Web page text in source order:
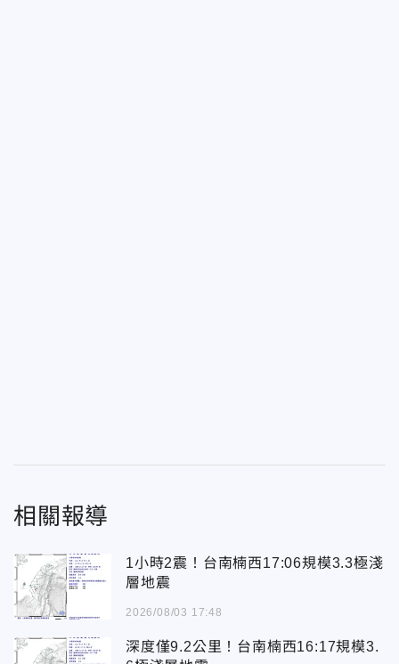
相關報導
1小時2震！台南楠西17:06規模3.3極淺
層地震
2026/08/03 17:48
深度僅9.2公里！台南楠西16:17規模3.